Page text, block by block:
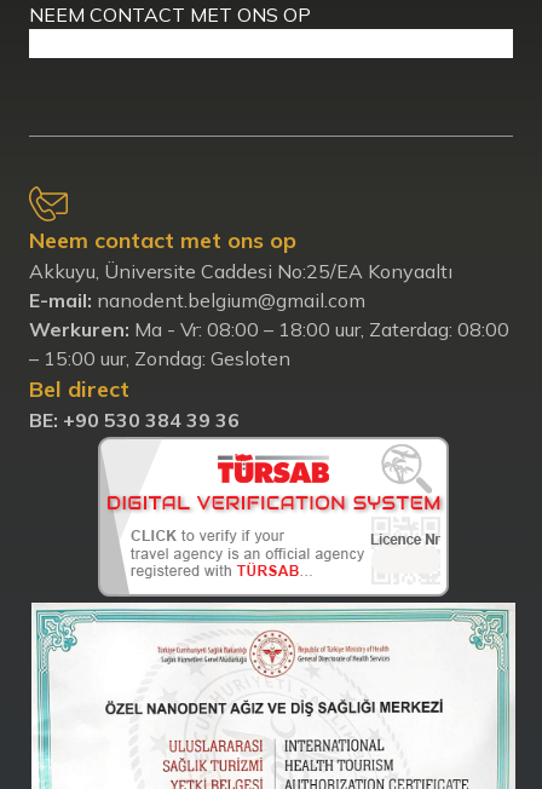
NEEM CONTACT MET ONS OP
Neem contact met ons op
Akkuyu, Üniversite Caddesi No:25/EA Konyaaltı
E-mail: nanodent.belgium@gmail.com
Werkuren: Ma - Vr: 08:00 – 18:00 uur, Zaterdag: 08:00
– 15:00 uur, Zondag: Gesloten
Bel direct
BE: +90 530 384 39 36